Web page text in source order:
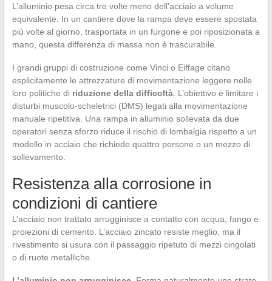
L’alluminio pesa circa tre volte meno dell’acciaio a volume
equivalente. In un cantiere dove la rampa deve essere spostata
più volte al giorno, trasportata in un furgone e poi riposizionata a
mano, questa differenza di massa non è trascurabile.
I grandi gruppi di costruzione come Vinci o Eiffage citano
esplicitamente le attrezzature di movimentazione leggere nelle
loro politiche di riduzione della difficoltà. L’obiettivo è limitare i
disturbi muscolo-scheletrici (DMS) legati alla movimentazione
manuale ripetitiva. Una rampa in alluminio sollevata da due
operatori senza sforzo riduce il rischio di lombalgia rispetto a un
modello in acciaio che richiede quattro persone o un mezzo di
sollevamento.
Resistenza alla corrosione in
condizioni di cantiere
L’acciaio non trattato arrugginisce a contatto con acqua, fango e
proiezioni di cemento. L’acciaio zincato resiste meglio, ma il
rivestimento si usura con il passaggio ripetuto di mezzi cingolati
o di ruote metalliche.